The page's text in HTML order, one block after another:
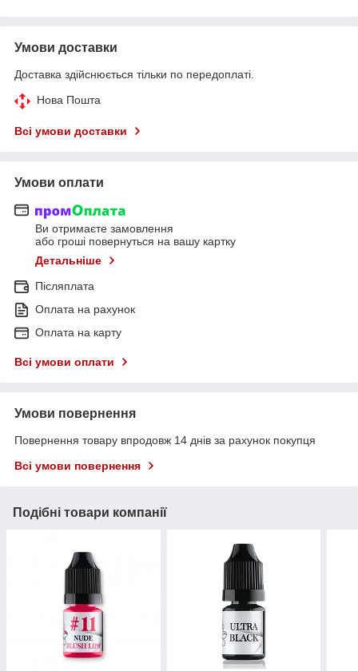
Умови доставки
Доставка здійснюється тільки по передоплаті.
Нова Пошта
Всі умови доставки
Умови оплати
Ви отримаєте замовлення
або гроші повернуться на вашу картку
Детальніше
Післяплата
Оплата на рахунок
Оплата на карту
Всі умови оплати
Умови повернення
Повернення товару впродовж 14 днів за рахунок покупця
Всі умови повернення
Подібні товари компанії